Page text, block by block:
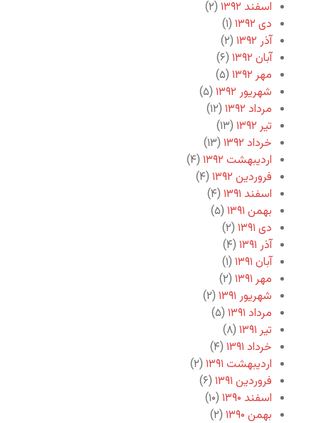
اسفند ۱۳۹۲
(۲)
دی ۱۳۹۲
(۱)
آذر ۱۳۹۲
(۲)
آبان ۱۳۹۲
(۶)
مهر ۱۳۹۲
(۵)
شهریور ۱۳۹۲
(۵)
مرداد ۱۳۹۲
(۱۲)
تیر ۱۳۹۲
(۱۳)
خرداد ۱۳۹۲
(۱۳)
اردیبهشت ۱۳۹۲
(۴)
فروردین ۱۳۹۲
(۴)
اسفند ۱۳۹۱
(۴)
بهمن ۱۳۹۱
(۵)
دی ۱۳۹۱
(۲)
آذر ۱۳۹۱
(۴)
آبان ۱۳۹۱
(۱)
مهر ۱۳۹۱
(۲)
شهریور ۱۳۹۱
(۲)
مرداد ۱۳۹۱
(۵)
تیر ۱۳۹۱
(۸)
خرداد ۱۳۹۱
(۴)
اردیبهشت ۱۳۹۱
(۲)
فروردین ۱۳۹۱
(۶)
اسفند ۱۳۹۰
(۱۰)
بهمن ۱۳۹۰
(۲)